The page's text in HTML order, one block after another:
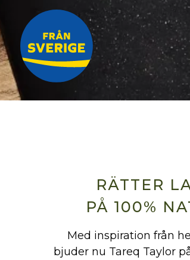
RÄTTER
PÅ 100%
Med inspiration från
bjuder nu Tareq Taylor